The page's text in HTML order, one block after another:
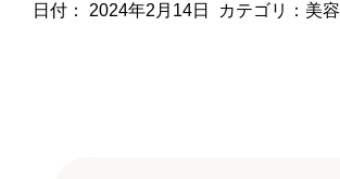
日付： 2024年2月14日 カテゴリ： 美